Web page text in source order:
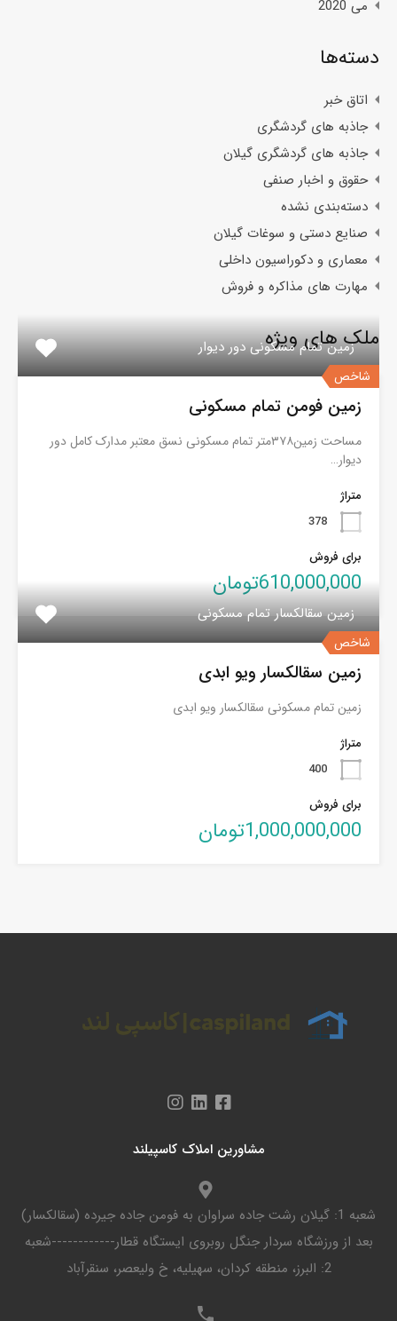
می 2020
دسته‌ها
اتاق خبر
جاذبه های گردشگری
جاذبه های گردشگری گیلان
حقوق و اخبار صنفی
دسته‌بندی نشده
صنایع دستی و سوغات گیلان
معماری و دکوراسیون داخلی
مهارت های مذاکره و فروش
ملک های ویژه
شاخص
زمین تمام مسکونی دور دیوار
زمین فومن تمام مسکونی
مساحت زمین۳۷۸متر تمام مسکونی نسق معتبر مدارک کامل دور
دیوار…
متراژ
378
برای فروش
610,000,000تومان
شاخص
زمین سقالکسار تمام مسکونی
زمین سقالکسار ویو ابدی
زمین تمام مسکونی سقالکسار ویو ابدی
متراژ
400
برای فروش
1,000,000,000تومان
مشاورین املاک کاسپیلند
شعبه 1: گیلان رشت جاده سراوان به فومن جاده جیرده (سقالکسار)
بعد از ورزشگاه سردار جنگل روبروی ایستگاه قطار------------شعبه
2: البرز، منطقه کردان، سهیلیه، خ ولیعصر، سنقرآباد